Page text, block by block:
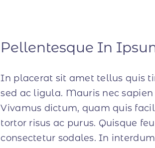
Pellentesque In
In placerat sit amet tellus quis
sed ac ligula. Mauris nec
Vivamus dictum, quam quis
tortor risus ac purus. Quisque
consectetur sodales. In